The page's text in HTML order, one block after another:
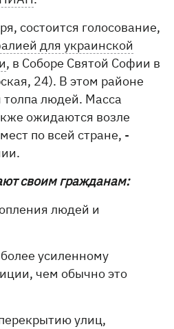
состоится голосование,
для украинской
, в Соборе Святой Софии в
24). В этом районе
людей. Масса
ожидаются возле
по всей стране, -
своим гражданам:
людей и
усиленному
чем обычно это
улиц,